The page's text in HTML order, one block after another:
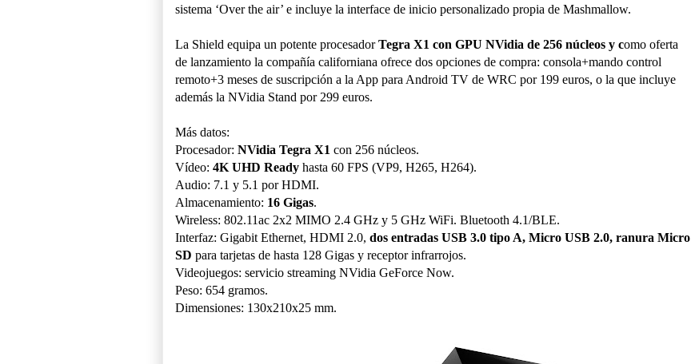
sistema ‘Over the air’ e incluye la interface de inicio personalizado propia de Mashmallow.
La Shield equipa un potente procesadorTegra X1 con GPU NVidia de 256 núcleos y como oferta
de lanzamiento la compañía californiana ofrece dos opciones de compra: consola+mando control
remoto+3 meses de suscripción a la App para Android TV de WRC por 199 euros, o la que incluye
además la NVidia Stand por 299 euros.
Más datos:
Procesador: NVidia Tegra X1 con 256 núcleos.
Vídeo: 4K UHD Ready hasta 60 FPS (VP9, H265, H264).
Audio: 7.1 y 5.1 por HDMI.
Almacenamiento: 16 Gigas.
Wireless: 802.11ac 2x2 MIMO 2.4 GHz y 5 GHz WiFi. Bluetooth 4.1/BLE.
Interfaz: Gigabit Ethernet, HDMI 2.0, dos entradas USB 3.0 tipo A, Micro USB 2.0, ranura Micro
SD para tarjetas de hasta 128 Gigas y receptor infrarrojos.
Videojuegos: servicio streaming NVidia GeForce Now.
Peso: 654 gramos.
Dimensiones: 130x210x25 mm.